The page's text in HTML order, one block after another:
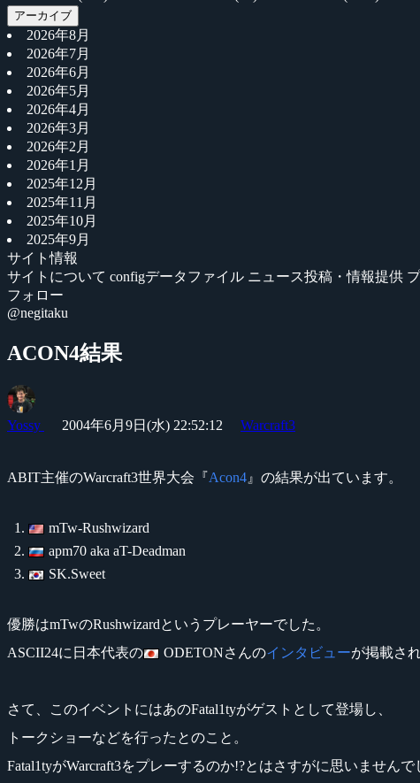
アーカイブ
2026年8月
2026年7月
2026年6月
2026年5月
2026年4月
2026年3月
2026年2月
2026年1月
2025年12月
2025年11月
2025年10月
2025年9月
サイト情報
サイトについて configデータファイル ニュース投稿・情報提供
フォロー
@negitaku
ACON4結果
Yossy 2004年6月9日(水) 22:52:12 Warcraft3
ABIT主催のWarcraft3世界大会『Acon4 』の結果が出ています。
mTw-Rushwizard
apm70 aka aT-Deadman
SK.Sweet
優勝はmTwのRushwizardというプレーヤーでした。
ASCII24に日本代表の
ODETONさんのインタビューが掲載さ
さて、このイベントにはあのFatal1tyがゲストとして登場し、
トークショーなどを行ったとのこと。
Fatal1tyがWarcraft3をプレーするのか!?とはさすがに思いませんで